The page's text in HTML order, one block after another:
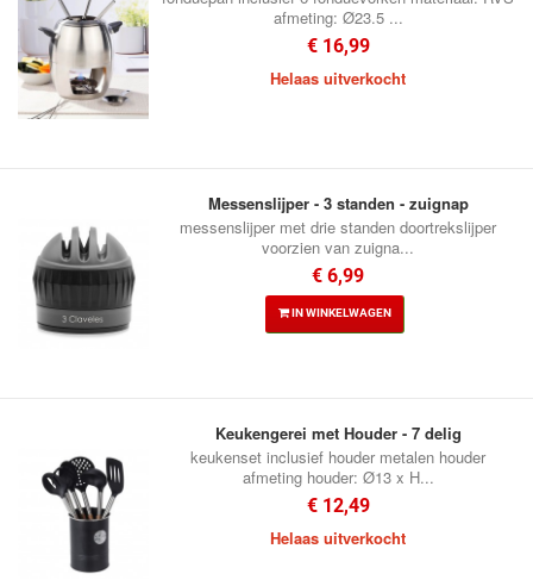
afmeting: Ø23.5 ...
€ 16,99
Helaas uitverkocht
Messenslijper - 3 standen - zuignap
messenslijper met drie standen doortrekslijper
voorzien van zuigna...
€ 6,99
IN WINKELWAGEN
Keukengerei met Houder - 7 delig
keukenset inclusief houder metalen houder
afmeting houder: Ø13 x H...
€ 12,49
Helaas uitverkocht